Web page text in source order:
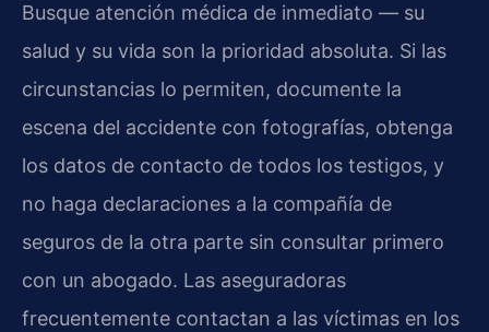
Busque atención médica de inmediato — su
salud y su vida son la prioridad absoluta. Si las
circunstancias lo permiten, documente la
escena del accidente con fotografías, obtenga
los datos de contacto de todos los testigos, y
no haga declaraciones a la compañía de
seguros de la otra parte sin consultar primero
con un abogado. Las aseguradoras
frecuentemente contactan a las víctimas en los